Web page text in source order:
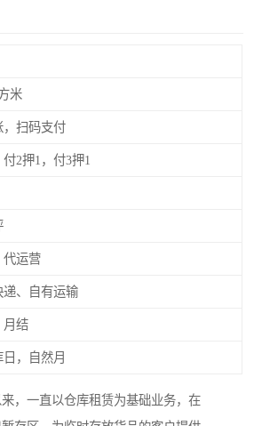
米
，扫码支付
2押1，付3押1
代运营
递、自有运输
月结
，自然月
，一直以仓库租赁为基础业务，在